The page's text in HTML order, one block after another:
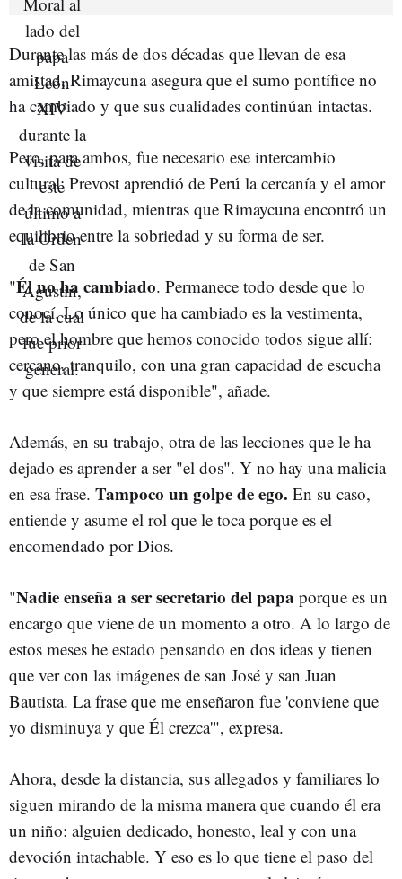
Durante las más de dos décadas que llevan de esa
amistad, Rimaycuna asegura que el sumo pontífice no
ha cambiado y que sus cualidades continúan intactas.
Pero, para ambos, fue necesario ese intercambio
cultural: Prevost aprendió de Perú la cercanía y el amor
de la comunidad, mientras que Rimaycuna encontró un
equilibrio entre la sobriedad y su forma de ser.
"Él no ha cambiado. Permanece todo desde que lo
conocí. Lo único que ha cambiado es la vestimenta,
pero el hombre que hemos conocido todos sigue allí:
cercano, tranquilo, con una gran capacidad de escucha
y que siempre está disponible", añade.
Además, en su trabajo, otra de las lecciones que le ha
dejado es aprender a ser "el dos". Y no hay una malicia
en esa frase. Tampoco un golpe de ego. En su caso,
entiende y asume el rol que le toca porque es el
encomendado por Dios.
"Nadie enseña a ser secretario del papa porque es un
encargo que viene de un momento a otro. A lo largo de
estos meses he estado pensando en dos ideas y tienen
que ver con las imágenes de san José y san Juan
Bautista. La frase que me enseñaron fue 'conviene que
yo disminuya y que Él crezca'", expresa.
Ahora, desde la distancia, sus allegados y familiares lo
siguen mirando de la misma manera que cuando él era
un niño: alguien dedicado, honesto, leal y con una
devoción intachable. Y eso es lo que tiene el paso del